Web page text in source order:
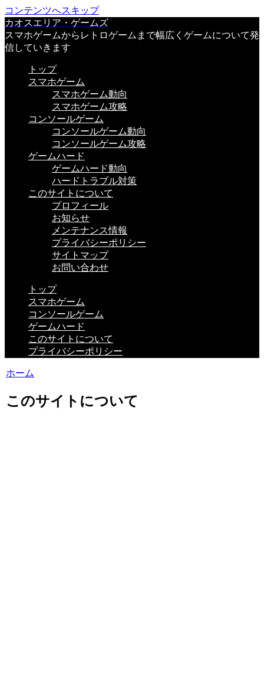
コンテンツへスキップ
カオスエリア・ゲームズ
スマホゲームからレトロゲームまで幅広くゲームについて発
信していきます
トップ
スマホゲーム
スマホゲーム動向
スマホゲーム攻略
コンソールゲーム
コンソールゲーム動向
コンソールゲーム攻略
ゲームハード
ゲームハード動向
ハードトラブル対策
このサイトについて
プロフィール
お知らせ
メンテナンス情報
プライバシーポリシー
サイトマップ
お問い合わせ
トップ
スマホゲーム
コンソールゲーム
ゲームハード
このサイトについて
プライバシーポリシー
ホーム
このサイトについて